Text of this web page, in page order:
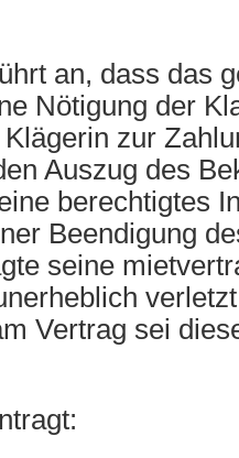
an, dass das
Nötigung der
zur
Auszug des
berechtigtes
Beendigung
seine
Vertrag sei